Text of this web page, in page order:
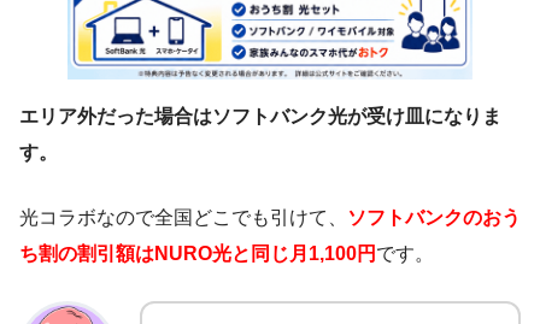
エリア外だった場合はソフトバンク光が受け皿になりま
す。
光コラボなので全国どこでも引けて、
ソフトバンクのおう
ち割の割引額はNURO光と同じ月1,100円 です。